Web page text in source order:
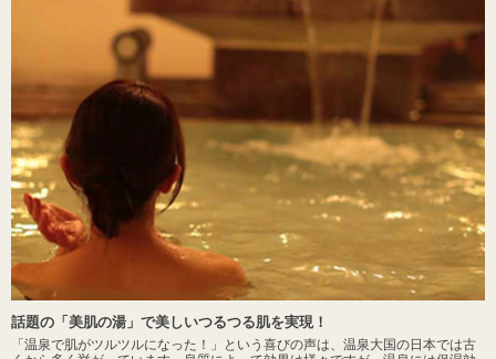
話題の「美肌の湯」で美しいつるつる肌を実現！
「温泉で肌がツルツルになった！」という喜びの声は、温泉大国の日本では古